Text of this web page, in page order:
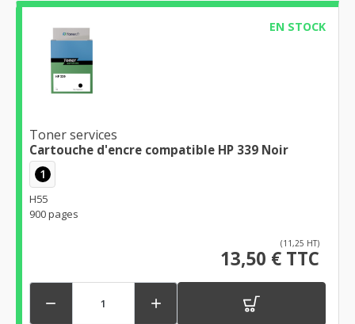
EN STOCK
Toner services
Cartouche d'encre compatible HP 339 Noir
1
H55
900 pages
(11,25 HT)
13,50 € TTC
 